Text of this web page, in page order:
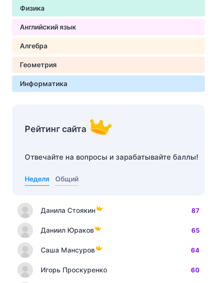
Физика
Английский язык
Алгебра
Геометрия
Информатика
Рейтинг сайта
Отвечайте на вопросы и зарабатывайте баллы!
Неделя Общий
Данила Стоякин 87
Даниил Юраков 65
Саша Мансуров 64
Игорь Проскуренко 60